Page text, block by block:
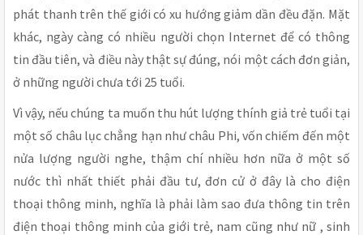
phát thanh trên thế giới có xu hướng giảm dần đều đặn. Mặt
khác, ngày càng có nhiều người chọn Internet để có thông
tin đầu tiên, và điều này thật sự đúng, nói một cách đơn giản,
ở những người chưa tới 25 tuổi.
Vì vậy, nếu chúng ta muốn thu hút lượng thính giả trẻ tuổi tại
một số châu lục chẳng hạn như châu Phi, vốn chiếm đến một
nửa lượng người nghe, thậm chí nhiều hơn nữa ở một số
nước thì nhất thiết phải đầu tư, đơn cử ở đây là cho điện
thoại thông minh, nghĩa là phải làm sao đưa thông tin trên
điện thoại thông minh của giới trẻ, nam cũng như nữ , sinh